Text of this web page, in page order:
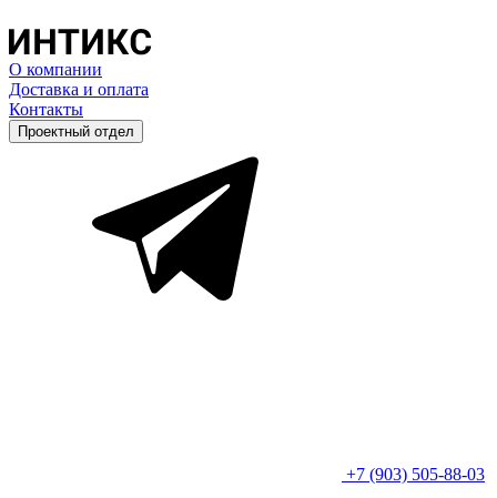
О компании
Доставка и оплата
Контакты
Проектный отдел
+7 (903) 505-88-03